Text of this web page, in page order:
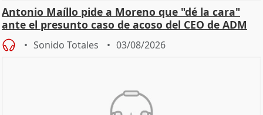
Antonio Maíllo pide a Moreno que "dé la cara"
ante el presunto caso de acoso del CEO de ADM
Sonido Totales 03/08/2026